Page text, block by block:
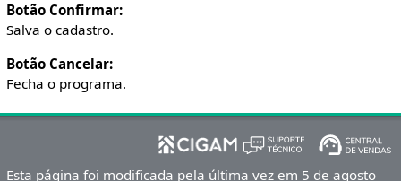
Botão Confirmar:
Salva o cadastro.
Botão Cancelar:
Fecha o programa.
Esta página foi modificada pela última vez em 5 de agosto